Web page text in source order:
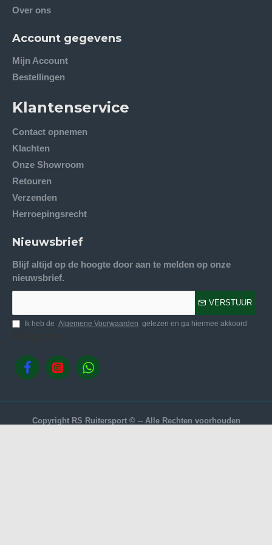
Over ons
Account gegevens
Mijn Account
Bestellingen
Klantenservice
Contact opnemen
Klachten
Onze Showroom
Retouren
Verzenden
Herroepingsrecht
Nieuwsbrief
Blijf altijd op de hoogte door aan te melden op onze
nieuwsbrief.
VERSTUUR
Ik heb de Algemene Voorwaarden gelezen en ga hiermee akkoord
Copyright RS Ruitersport © -- Alle Rechten voorhouden